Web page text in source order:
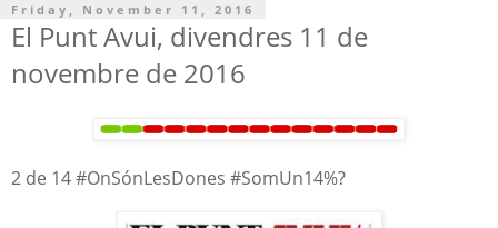
Friday, November 11, 2016
El Punt Avui, divendres 11 de
novembre de 2016
2 de 14 #OnSónLesDones #SomUn14%?